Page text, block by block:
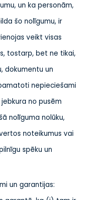
un ka personām,
šo nolīgumu, ir
veikt visas
tostarp, bet ne tikai,
dokumentu un
nepieciešami
no pusēm
nolīguma nolūku,
noteikumus vai
spēku un
un garantijas: